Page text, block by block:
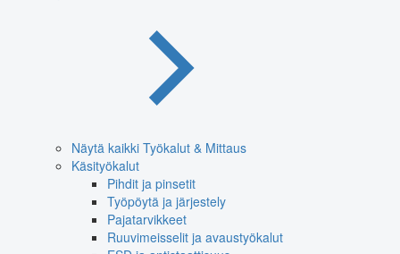
Näytä kaikki Työkalut & Mittaus
Käsityökalut
Pihdit ja pinsetit
Työpöytä ja järjestely
Pajatarvikkeet
Ruuvimeisselit ja avaustyökalut